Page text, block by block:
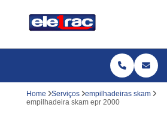
Home Serviços
empilhadeiras skam
empilhadeira skam epr 2000